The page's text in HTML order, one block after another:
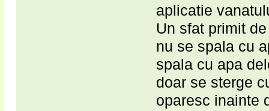
aplicatie
Un sfat primit
nu se spala cu
spala cu apa
doar se sterge
oparesc inainte